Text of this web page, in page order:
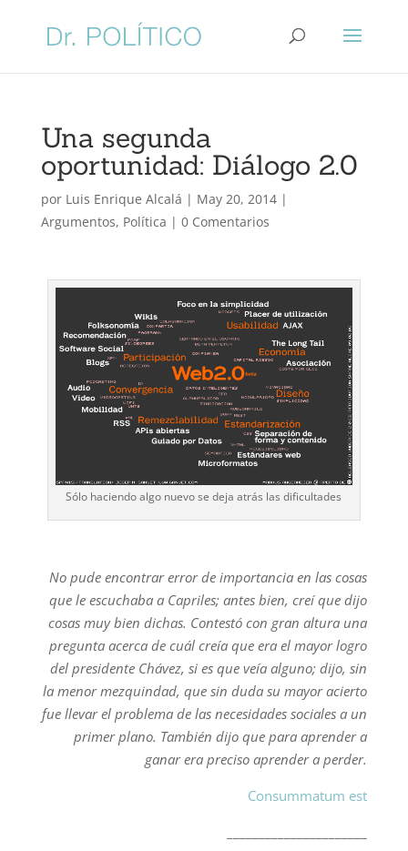
Una segunda
oportunidad: Diálogo 2.0
por Luis Enrique Alcalá | May 20, 2014|
Argumentos, Política | 0 Comentarios
Sólo haciendo algo nuevo se deja atrás las dificultades
No pude encontrar error de importancia en las cosas
que le escuchaba a Capriles; antes bien, creí que dijo
cosas muy bien dichas. Contestó con gran altura una
pregunta acerca de cuál creía que era el mayor logro
del presidente Chávez, si es que veía alguno; dijo, sin
la menor mezquindad, que sin duda su mayor acierto
fue llevar el problema de las necesidades sociales a un
primer plano. También dijo que para aprender a
ganar era preciso aprender a perder.
Consummatum est